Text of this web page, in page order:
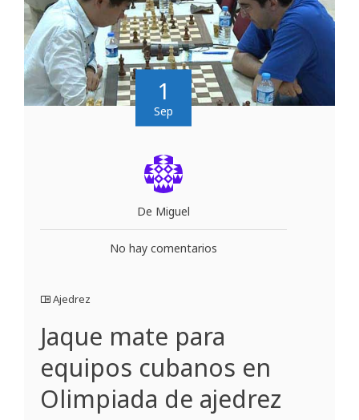
1
Sep
De Miguel
No hay comentarios
Ajedrez
Jaque mate para
equipos cubanos en
Olimpiada de ajedrez